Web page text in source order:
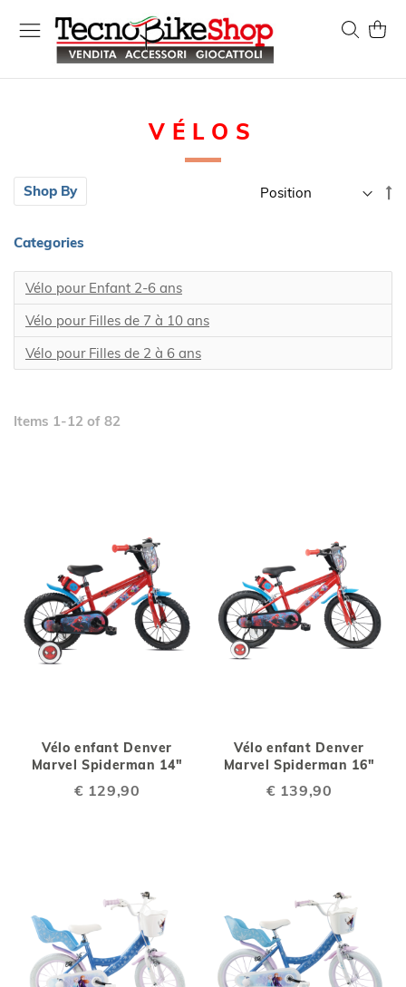
to
Content
My
Search
VÉLOS
Items 1-12 of 82
Vélo enfant Denver
Marvel Spiderman 14"
€ 129,90
Vélo enfant Denver
Marvel Spiderman 16"
€ 139,90
Categories
Vélo pour Enfant 2-6 ans
Vélo pour Filles de 7 à 10 ans
Vélo pour Filles de 2 à 6 ans
Shop By